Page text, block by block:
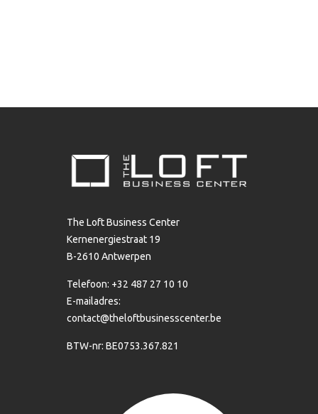
The Loft Business Center
Kernenergiestraat 19
B-2610 Antwerpen
Telefoon: +32 487 27 10 10
E-mailadres:
contact@theloftbusinesscenter.be
BTW-nr: BE0753.367.821